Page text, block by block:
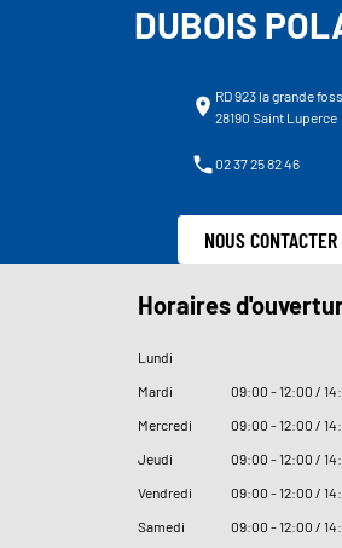
DUBOIS
RD 923 la grande
28190 Saint Luperce
02 37 25 82 46
NOUS CONTACTER
Horaires
Lundi
Mardi
09:00 - 12:00 / 14:
Mercredi
09:00 - 12:00 / 14:
Jeudi
09:00 - 12:00 / 14:
Vendredi
09:00 - 12:00 / 14:
Samedi
09:00 - 12:00 / 14: